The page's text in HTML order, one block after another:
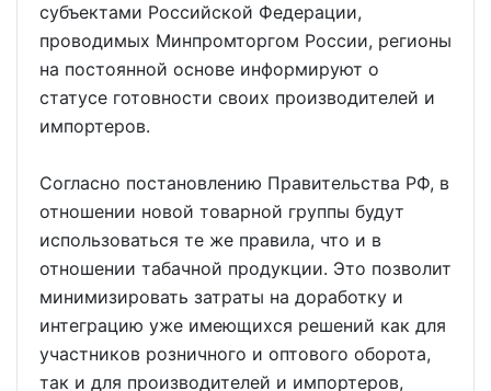
субъектами Российской Федерации,
проводимых Минпромторгом России, регионы
на постоянной основе информируют о
статусе готовности своих производителей и
импортеров.
Согласно постановлению Правительства РФ, в
отношении новой товарной группы будут
использоваться те же правила, что и в
отношении табачной продукции. Это позволит
минимизировать затраты на доработку и
интеграцию уже имеющихся решений как для
участников розничного и оптового оборота,
так и для производителей и импортеров,